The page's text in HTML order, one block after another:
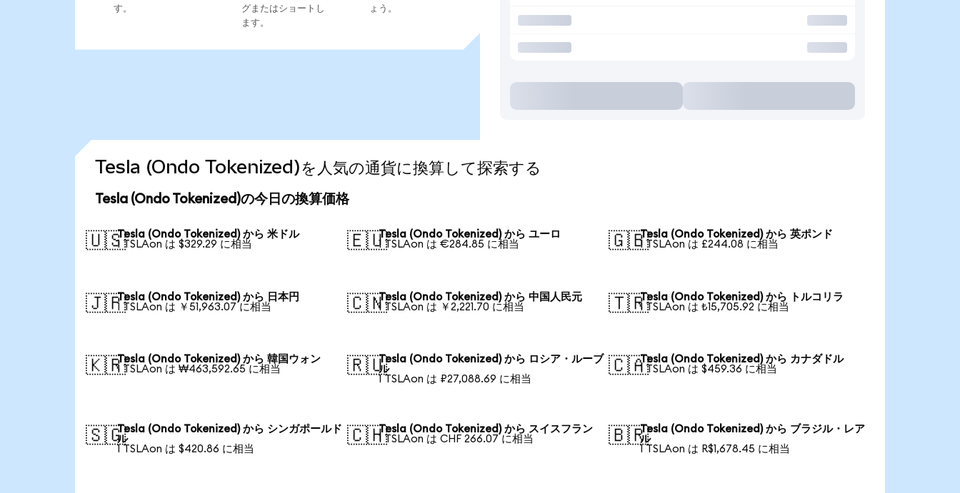
す。
グまたはショートし
ます。
ょう。
Tesla (Ondo Tokenized)を人気の通貨に換算して探索する
Tesla (Ondo Tokenized)の今日の換算価格
🇺🇸Tesla (Ondo Tokenized) から 米ドル
1 TSLAon は $329.29 に相当
🇪🇺Tesla (Ondo Tokenized) から ユーロ
1 TSLAon は €284.85 に相当
🇬🇧Tesla (Ondo Tokenized) から 英ポンド
1 TSLAon は £244.08 に相当
🇯🇵Tesla (Ondo Tokenized) から 日本円
1 TSLAon は ￥51,963.07 に相当
🇨🇳Tesla (Ondo Tokenized) から 中国人民元
1 TSLAon は ￥2,221.70 に相当
🇹🇷Tesla (Ondo Tokenized) から トルコリラ
1 TSLAon は ₺15,705.92 に相当
🇰🇷Tesla (Ondo Tokenized) から 韓国ウォン
1 TSLAon は ₩463,592.65 に相当
🇷🇺Tesla (Ondo Tokenized) から ロシア・ルーブ
ル
1 TSLAon は ₽27,088.69 に相当
🇨🇦Tesla (Ondo Tokenized) から カナダドル
1 TSLAon は $459.36 に相当
🇸🇬Tesla (Ondo Tokenized) から シンガポールド
ル
1 TSLAon は $420.86 に相当
🇨🇭Tesla (Ondo Tokenized) から スイスフラン
1 TSLAon は CHF 266.07 に相当
🇧🇷Tesla (Ondo Tokenized) から ブラジル・レア
ル
1 TSLAon は R$1,678.45 に相当